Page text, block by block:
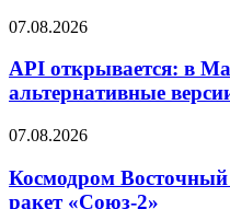
07.08.2026
API открывается: в
альтернативные
07.08.2026
Космодром Восточный
ракет «Союз-2»